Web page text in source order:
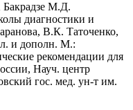
М.Д.
диагностики и
В.К. Таточенко,
и дополн. М.:
рекомендации для
Науч. центр
гос. мед. ун-т им.